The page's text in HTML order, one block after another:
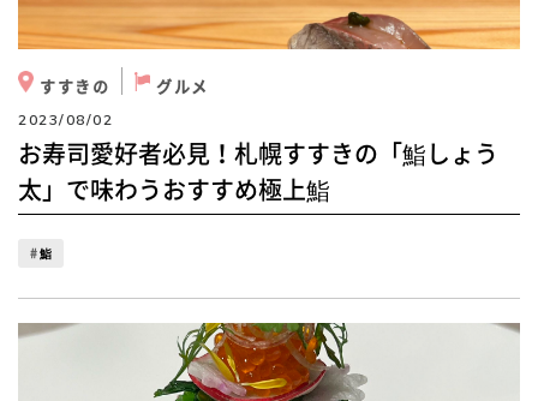
すすきの グルメ
2023/08/02
お寿司愛好者必見！札幌すすきの「鮨しょう
太」で味わうおすすめ極上鮨
鮨